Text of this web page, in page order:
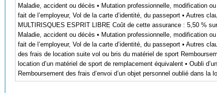
Maladie, accident ou décès • Mutation professionnelle, modification
fait de l’employeur, Vol de la carte d’identité, du passeport • Autres
MULTIRISQUES ESPRIT LIBRE Coût de cette assurance : 5,50 %
Maladie, accident ou décès • Mutation professionnelle, modification
fait de l’employeur, Vol de la carte d’identité, du passeport • Autres
des frais de location suite vol ou bris du matériel de sport
location d’un matériel de sport de remplacement équivalent • Oubli
Remboursement des frais d’envoi d’un objet personnel oublié dans la